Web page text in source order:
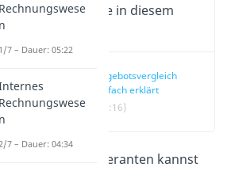
Wichtige Inhalte in diesem
Angebotsvergleich
einfach erklärt
(00:16)
Angebote von Lieferanten kannst
Rechnungswese
n
1/7 – Dauer: 05:22
Rechnungswese
n
7 – Dauer: 04:34